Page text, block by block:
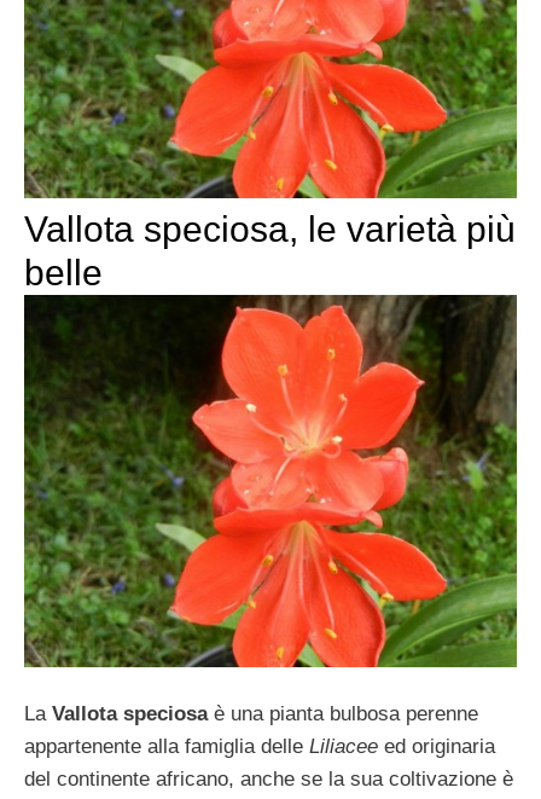
Vallota speciosa, le varietà più
belle
LaVallota speciosaè una pianta bulbosa perenne
appartenente alla famiglia delle Liliacee ed originaria
del continente africano, anche se la sua coltivazione è